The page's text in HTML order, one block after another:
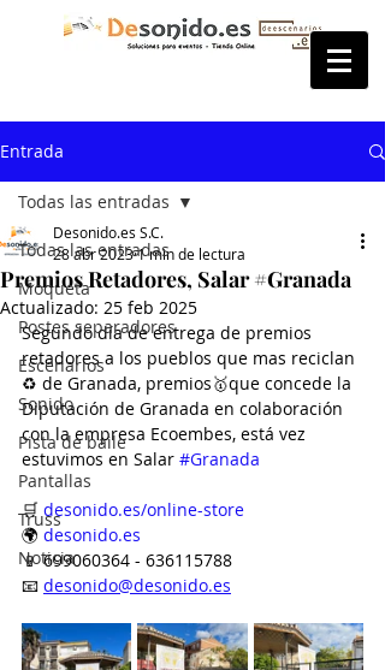
Entrada
Todas las entradas
Moqueta
Postes separadores
Escenarios
Sonido
Pista de baile
Pantallas
Truss
Noticia
Todas las entradas
Premios Retadores, Salar #Granada
Desonido.es S.C.
28 abr 20231 min de lectura
Actualizado: 25 feb 2025
Segundo día de entrega de premios
retadores a los pueblos que mas reciclan
♻️ de Granada, premios🥇que concede la
Diputación de Granada en colaboración
con la empresa Ecoembes, está vez
estuvimos en Salar #Granada
🛒 desonido.es/online-store
🌍 desonido.es
📱 699060364 - 636115788
📧 desonido@desonido.es